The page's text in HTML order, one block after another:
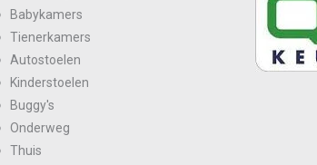
Babykamers
Tienerkamers
Autostoelen
Kinderstoelen
Buggy's
Onderweg
Thuis